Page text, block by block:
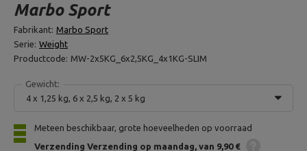
Marbo Sport
Fabrikant: Marbo Sport
Serie: Weight
Productcode: MW-2x5KG_6x2,5KG_4x1KG-SLIM
Gewicht:
4 x 1,25 kg, 6 x 2,5 kg, 2 x 5 kg
Meteen beschikbaar, grote hoeveelheden op voorraad
Verzending Verzending op maandag van 9,90 €